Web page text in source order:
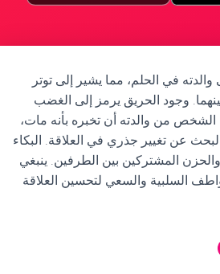
في الحلم، مما يشير إلى توتر
وجود الحريق يرمز إلى الغضب
الشخص من والدته أن تخبره بأنه مات،
عن تغيير جذري في العلاقة. البكاء
المشتركين بين الطرفين. ينبغي
السلبية والسعي لتحسين العلاقة